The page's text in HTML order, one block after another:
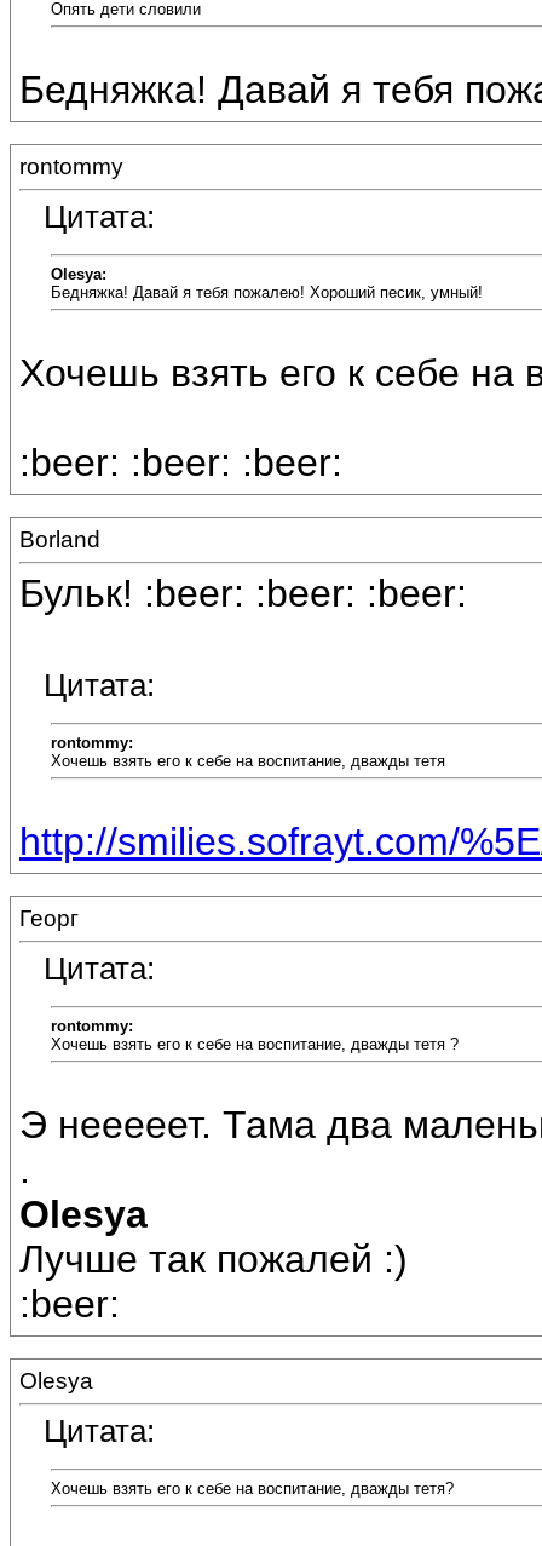
Опять дети словили
Бедняжка! Давай я тебя
rontommy
Цитата:
Olesya:
Бедняжка! Давай я тебя пожалею! Хороший песик, умный!
Хочешь взять его к себе на
:beer: :beer: :beer:
Borland
Бульк! :beer: :beer: :beer:
Цитата:
rontommy:
Хочешь взять его к себе на воспитание, дважды тетя
http://smilies.sofrayt.com/
Георг
Цитата:
rontommy:
Хочешь взять его к себе на воспитание, дважды тетя ?
Э нееееет. Тама два
.
Olesya
Лучше так пожалей :)
:beer:
Olesya
Цитата:
Хочешь взять его к себе на воспитание, дважды тетя?